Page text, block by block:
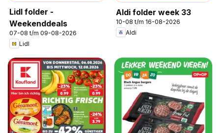
Lidl folder -
Weekenddeals
07-08 t/m 09-08-2026
Lidl
Aldi folder week 33
10-08 t/m 16-08-2026
Aldi